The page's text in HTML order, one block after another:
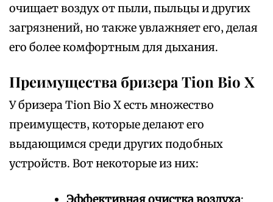
очищает воздух от пыли‚ пыльцы и других
загрязнений‚ но также увлажняет его‚ делая
его более комфортным для дыхания.
Преимущества бризера Tion Bio X
У бризера Tion Bio X есть множество
преимуществ‚ которые делают его
выдающимся среди других подобных
устройств. Вот некоторые из них:
Эффективная очистка воздуха: